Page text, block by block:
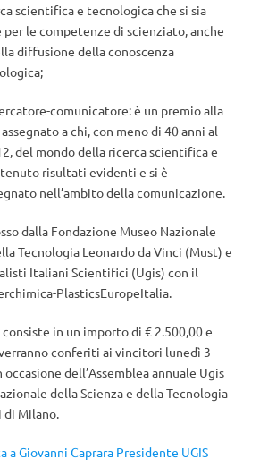
scientifica e tecnologica che si sia
le competenze di scienziato, anche
diffusione della conoscenza
comunicatore: è un premio alla
a chi, con meno di 40 anni al
del mondo della ricerca scientifica e
risultati evidenti e si è
nell’ambito della comunicazione.
dalla Fondazione Museo Nazionale
Tecnologia Leonardo da Vinci (Must) e
Italiani Scientifici (Ugis) con il
PlasticsEuropeItalia.
in un importo di € 2.500,00 e
conferiti ai vincitori lunedì 3
dell’Assemblea annuale Ugis
della Scienza e della Tecnologia
di Milano.
a Giovanni Caprara Presidente UGIS